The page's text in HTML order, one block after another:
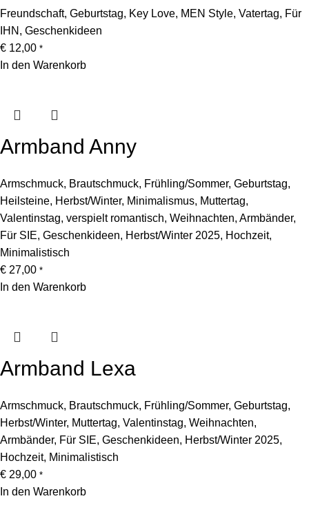
Freundschaft, Geburtstag, Key Love, MEN Style, Vatertag, Für
IHN , Geschenkideen
€ 12,00 *
In den Warenkorb
Armband Anny
Armschmuck, Brautschmuck, Frühling/Sommer, Geburtstag,
Heilsteine, Herbst/Winter, Minimalismus, Muttertag,
Valentinstag, verspielt romantisch, Weihnachten, Armbänder,
Für SIE, Geschenkideen, Herbst/Winter 2025, Hochzeit,
Minimalistisch
€ 27,00 *
In den Warenkorb
Armband Lexa
Armschmuck, Brautschmuck, Frühling/Sommer, Geburtstag,
Herbst/Winter, Muttertag, Valentinstag, Weihnachten,
Armbänder, Für SIE, Geschenkideen, Herbst/Winter 2025,
Hochzeit, Minimalistisch
€ 29,00 *
In den Warenkorb